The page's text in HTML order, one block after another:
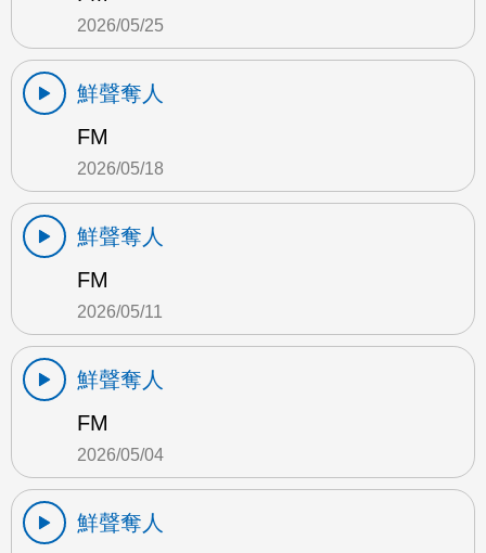
2026/05/25
鮮聲奪人
FM
2026/05/18
鮮聲奪人
FM
2026/05/11
鮮聲奪人
FM
2026/05/04
鮮聲奪人